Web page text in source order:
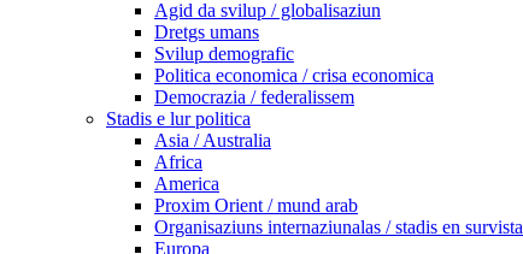
Agid da svilup / globalisaziun
Dretgs umans
Svilup demografic
Politica economica / crisa economica
Democrazia / federalissem
Stadis e lur politica
Asia / Australia
Africa
America
Proxim Orient / mund arab
Organisaziuns internaziunalas / stadis en survista
Europa